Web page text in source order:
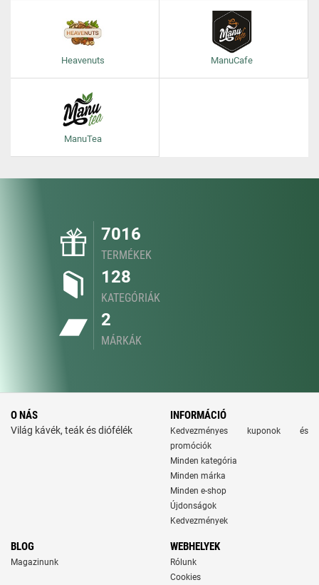
Heavenuts ManuCafe
ManuTea
7016
TERMÉKEK
128
KATEGÓRIÁK
2
MÁRKÁK
O NÁS
Világ kávék, teák és diófélék
INFORMÁCIÓ
Kedvezményes kuponok és
promóciók
Minden kategória
Minden márka
Minden e-shop
Újdonságok
Kedvezmények
BLOG
Magazinunk
WEBHELYEK
Rólunk
Cookies